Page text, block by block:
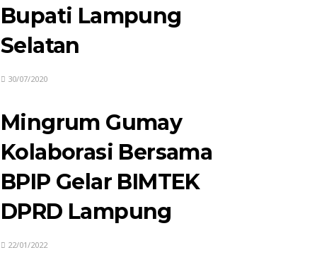
Bupati Lampung
Selatan
30/07/2020
Mingrum Gumay
Kolaborasi Bersama
BPIP Gelar BIMTEK
DPRD Lampung
22/01/2022